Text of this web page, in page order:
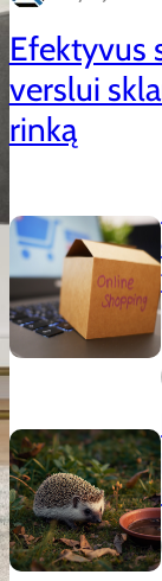
Efektyvus
verslui
rinką